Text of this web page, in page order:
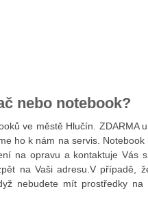
nebo notebook?
ve městě Hlučín. ZDARMA
ho k nám na servis.
na opravu a kontaktuje Vás
na Vaši adresu.V případě,
nebudete mít prostředky na